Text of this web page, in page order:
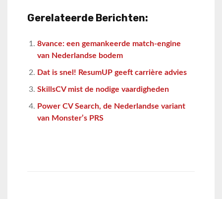
Gerelateerde Berichten:
8vance: een gemankeerde match-engine
van Nederlandse bodem
Dat is snel! ResumUP geeft carrière advies
SkillsCV mist de nodige vaardigheden
Power CV Search, de Nederlandse variant
van Monster’s PRS